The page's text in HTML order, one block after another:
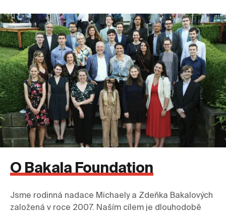
O Bakala Foundation
Jsme rodinná nadace Michaely a Zdeňka Bakalových
založená v roce 2007. Naším cílem je dlouhodobě